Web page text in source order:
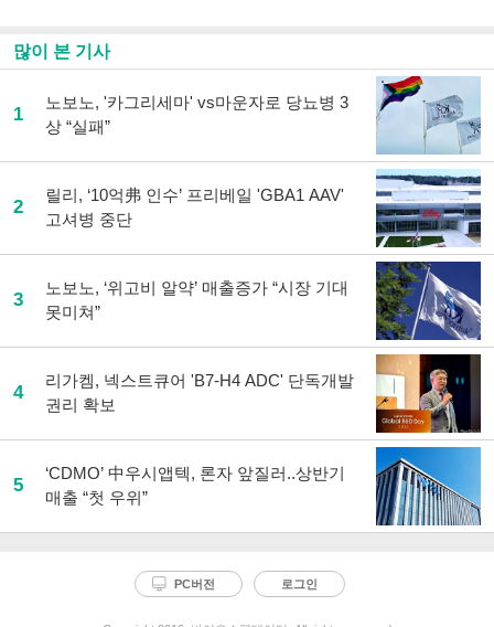
기
사
공
많이 본 기사
1
노보노, '카그리세마' vs마운자로 당뇨병 3
상 “실패”
2
릴리, ‘10억弗 인수’ 프리베일 'GBA1 AAV'
고셔병 중단
3
노보노, ‘위고비 알약’ 매출증가 “시장 기대
못미쳐”
4
리가켐, 넥스트큐어 'B7-H4 ADC' 단독개발
권리 확보
5
‘CDMO’ 中우시앱텍, 론자 앞질러..상반기
매출 “첫 우위”
PC버전 로그인